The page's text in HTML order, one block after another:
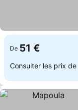
De 51 €
Consulter les prix de